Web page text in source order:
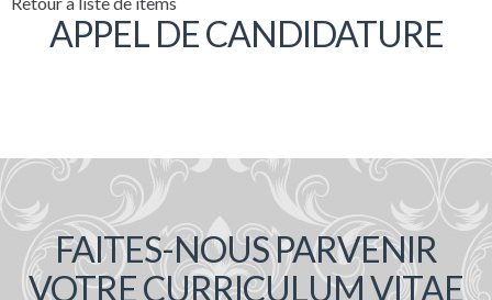
APPEL DE CANDIDATURE
FAITES-NOUS PARVENIR
VOTRE CURRICULUM VITAE